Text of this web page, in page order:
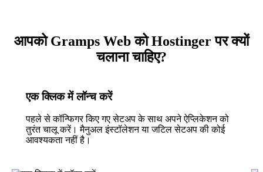
आपको Gramps Web को Hostinger पर क्यों
चलाना चाहिए?
एक क्लिक में लॉन्च करें
पहले से कॉन्फिगर किए गए सेटअप के साथ अपने ऐप्लिकेशन को
तुरंत चालू करें। मैनुअल इंस्टॉलेशन या जटिल सेटअप की कोई
आवश्यकता नहीं है।